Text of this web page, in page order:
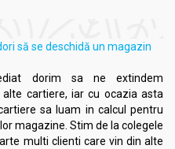
să se deschidă un magazin
dorim sa ne extindem
cartiere, iar cu ocazia asta
sa luam in calcul pentru
magazine. Stim de la colegele
multi clienti care vin din alte